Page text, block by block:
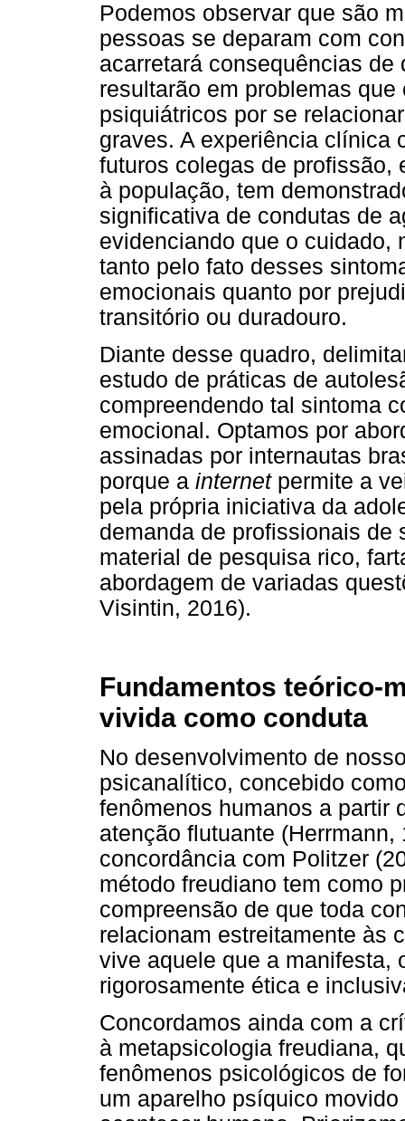
Podemos observar que são
pessoas se deparam com
acarretará consequências
resultarão em problemas
psiquiátricos por se
graves. A experiência clínica
futuros colegas de profissão,
à população, tem
significativa de condutas de
evidenciando que o cuidado,
tanto pelo fato desses
emocionais quanto por
transitório ou duradouro.
Diante desse quadro,
estudo de práticas de
compreendendo tal sintoma
emocional. Optamos por
assinadas por internautas
porque a internetpermite a
pela própria iniciativa da
demanda de profissionais
material de pesquisa rico,
abordagem de variadas
Visintin, 2016).
Fundamentos teórico-
vivida como conduta
No desenvolvimento de
psicanalítico, concebido
fenômenos humanos a partir
atenção flutuante
concordância com Politzer
método freudiano tem como
compreensão de que toda
relacionam estreitamente às
vive aquele que a manifesta,
rigorosamente ética e
Concordamos ainda com a
à metapsicologia freudiana,
fenômenos psicológicos de
um aparelho psíquico